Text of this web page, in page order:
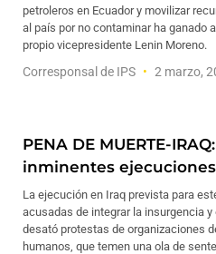
petroleros en Ecuador y movilizar
al país por no contaminar ha ganado
propio vicepresidente Lenin Moreno.
Corresponsal de IPS 2 marzo,
PENA DE MUERTE-
inminentes ejecuciones
La ejecución en Iraq prevista para
acusadas de integrar la insurgencia
desató protestas de organizaciones
humanos, que temen una ola de